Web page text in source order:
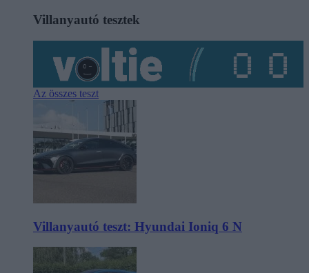
Villanyautó tesztek
Az összes teszt
Villanyautó teszt: Hyundai Ioniq 6 N